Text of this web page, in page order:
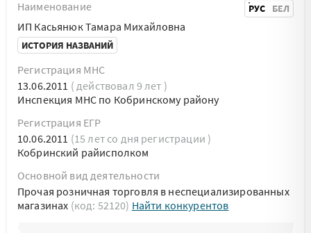
Наименование
РУС БЕЛ
ИП Касьянюк Тамара Михайловна
ИСТОРИЯ НАЗВАНИЙ
Регистрация МНС
13.06.2011 ( действовал 9 лет )
Инспекция МНС по Кобринскому району
Регистрация ЕГР
10.06.2011 (15 лет со дня регистрации )
Кобринский райисполком
Основной вид деятельности
Прочая розничная торговля в неспециализированных
магазинах (код: 52120) Найти конкурентов